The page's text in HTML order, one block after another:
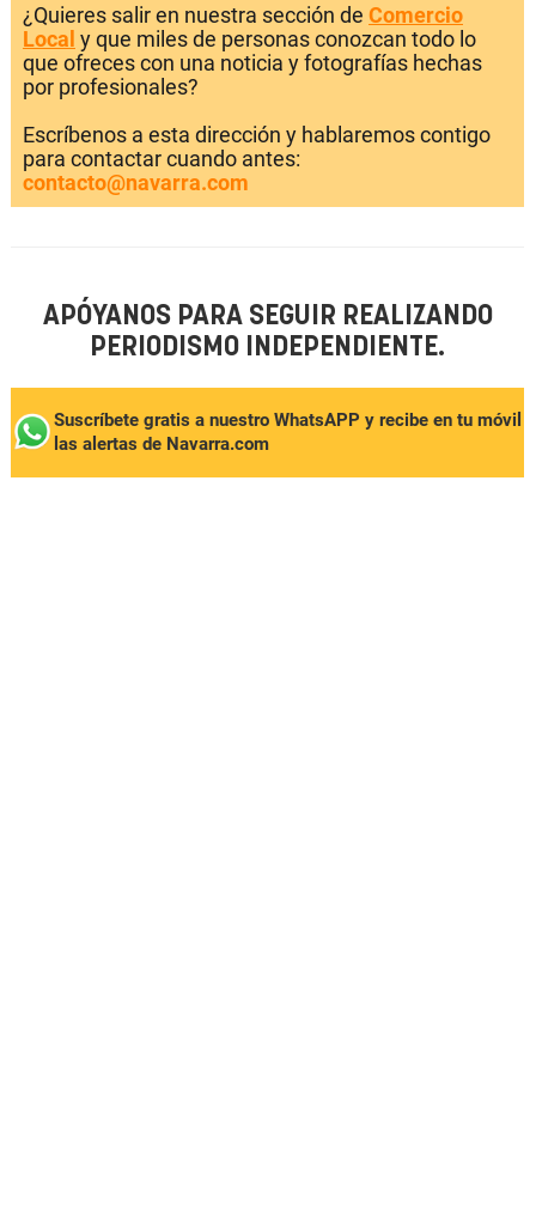
¿Quieres salir en nuestra sección de Comercio
Local y que miles de personas conozcan todo lo
que ofreces con una noticia y fotografías hechas
por profesionales?
Escríbenos a esta dirección y hablaremos contigo
para contactar cuando antes:
contacto@navarra.com
APÓYANOS PARA SEGUIR REALIZANDO
PERIODISMO INDEPENDIENTE.
Suscríbete gratis a nuestro WhatsAPP y recibe en tu móvil
las alertas de Navarra.com